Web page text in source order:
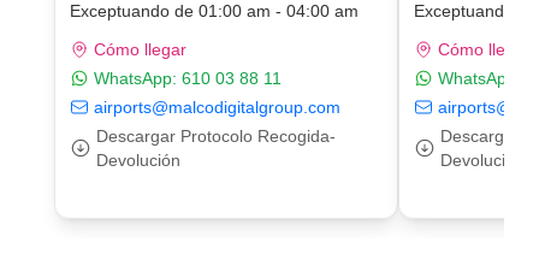
Exceptuando de 01:00 am - 04:00 am
Cómo llegar
WhatsApp: 610 03 88 11
airports@malcodigitalgroup.com
Descargar Protocolo Recogida-
Devolución
Exceptuando
Cómo llegar
WhatsApp:
Descargar
Devolución